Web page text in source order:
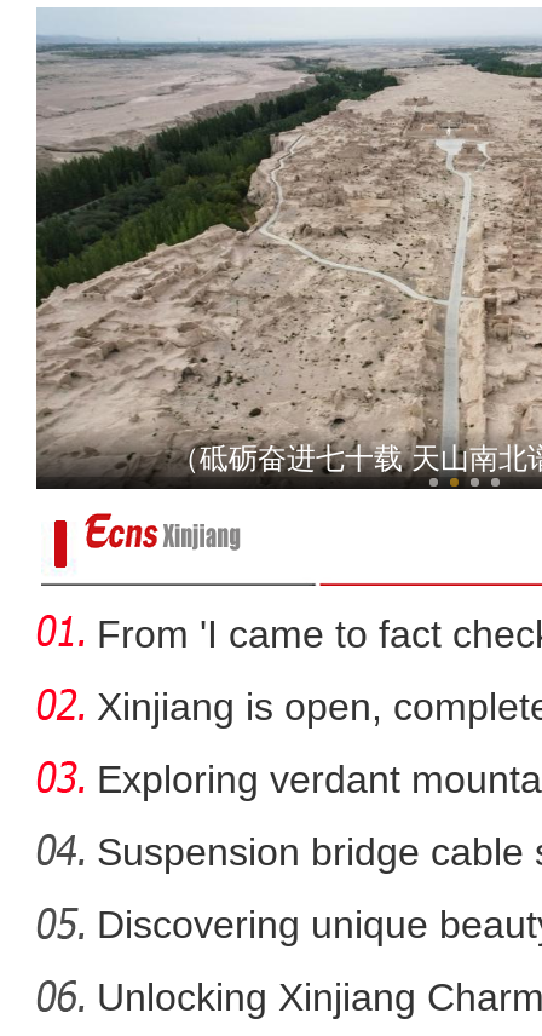
赛里木湖何以“点
新疆小学生：看九三阅兵很自豪
（砥砺奋进七十载 天山南北
From 'I came to fact
Xinjiang is open,
Exploring verdant
Jiangbul
Suspension bridge cable
sc
Discovering unique
ar
Unlocking Xinjiang